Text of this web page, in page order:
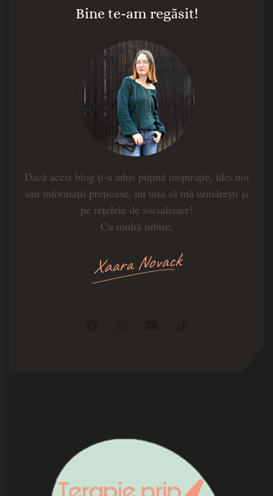
Bine te-am regăsit!
Dacă acest blog ți-a adus puțină inspirație, idei noi
sau informații prețioase, nu uita să mă urmărești și
pe rețelele de socializare!
Cu multă iubire,
Xaara Novack